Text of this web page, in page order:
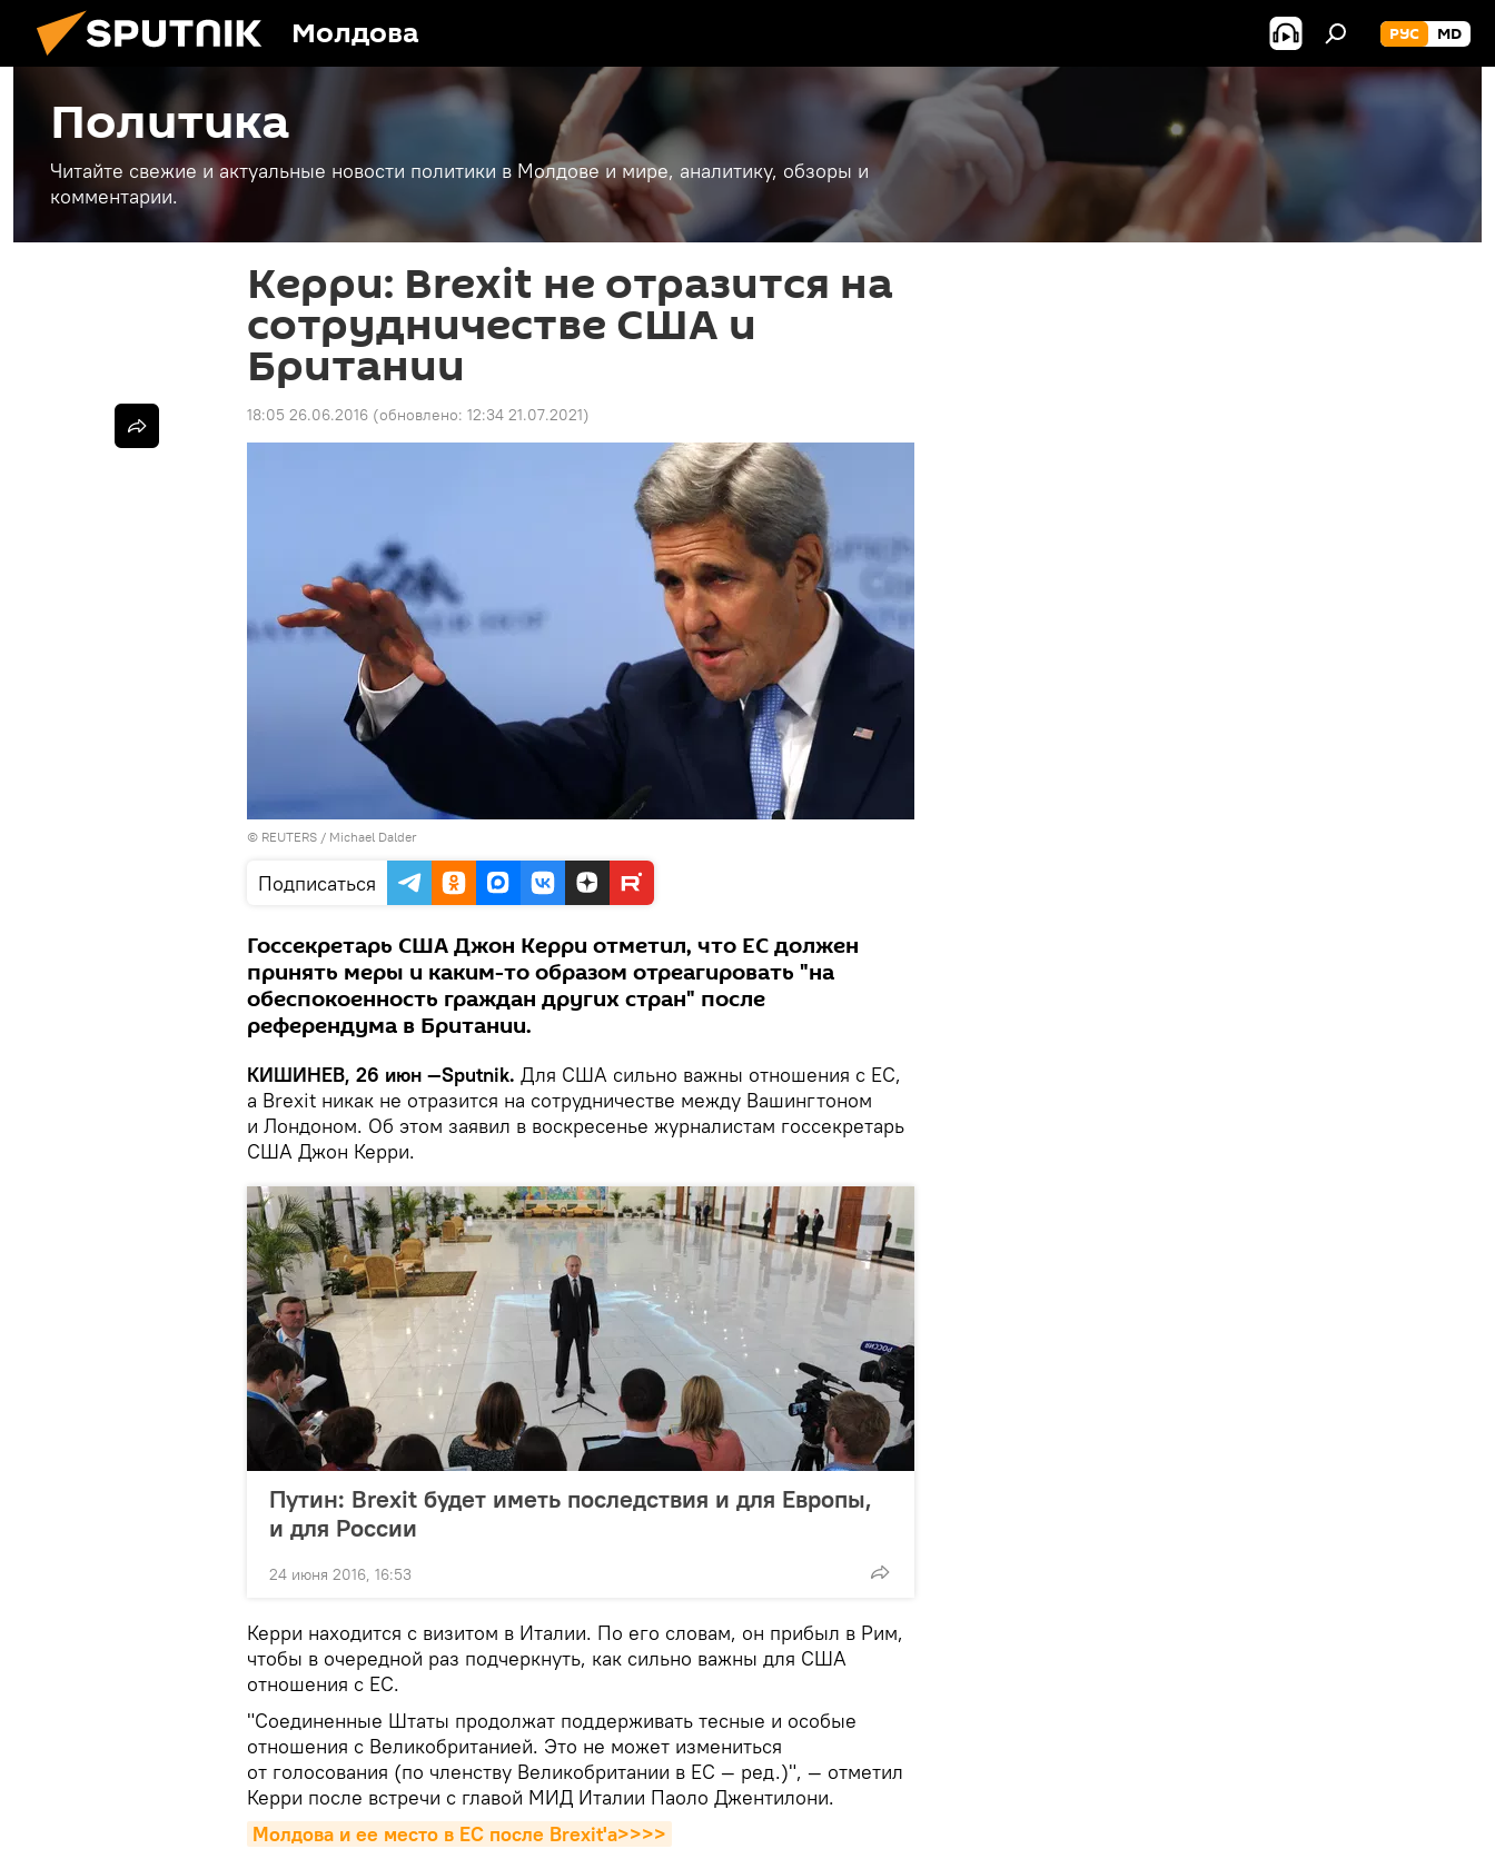
Молдова РУС MD
Политика
Читайте свежие и актуальные новости политики в Молдове и мире, аналитику, обзоры и
комментарии.
Керри: Brexit не отразится на
сотрудничестве США и
Британии
18:05 26.06.2016 (обновлено: 12:34 21.07.2021)
© REUTERS / Michael Dalder
Подписаться
Госсекретарь США Джон Керри отметил, что ЕС должен
принять меры и каким-то образом отреагировать "на
обеспокоенность граждан других стран" после
референдума в Британии.
КИШИНЕВ, 26 июн —Sputnik. Для США сильно важны отношения с ЕС,
а Brexit никак не отразится на сотрудничестве между Вашингтоном
и Лондоном. Об этом заявил в воскресенье журналистам госсекретарь
США Джон Керри.
Путин: Brexit будет иметь последствия и для Европы,
и для России
24 июня 2016, 16:53
Керри находится с визитом в Италии. По его словам, он прибыл в Рим,
чтобы в очередной раз подчеркнуть, как сильно важны для США
отношения с ЕС.
"Соединенные Штаты продолжат поддерживать тесные и особые
отношения с Великобританией. Это не может измениться
от голосования (по членству Великобритании в ЕС — ред.)", — отметил
Керри после встречи с главой МИД Италии Паоло Джентилони.
Молдова и ее место в ЕС после Brexit'a>>>>